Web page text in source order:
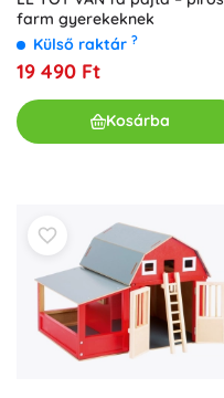
farm gyerekeknek
Külső raktár ?
19 490 Ft
Kosárba